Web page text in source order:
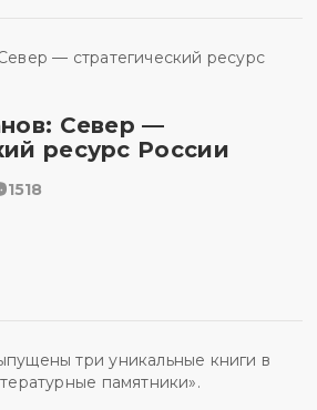
Север —
ресурс России
1518